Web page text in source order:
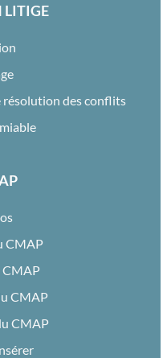
LITIGE
des conflits
CMAP
CMAP
CMAP
CMAP